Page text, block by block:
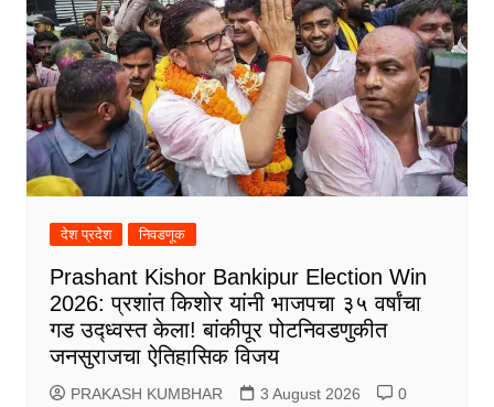
देश प्रदेश निवडणूक
Prashant Kishor Bankipur Election Win
2026: प्रशांत किशोर यांनी भाजपचा ३५ वर्षांचा
गड उद्ध्वस्त केला! बांकीपूर पोटनिवडणुकीत
जनसुराजचा ऐतिहासिक विजय
PRAKASH KUMBHAR 3 August 2026 0